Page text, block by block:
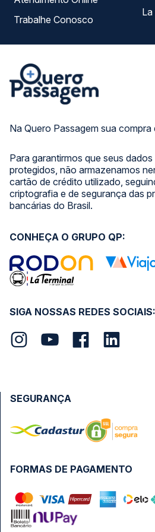
Na Quero Passagem sua
Para garantirmos que seus
protegidos, não armazenamos
cartão de crédito utilizado,
criptografia e de segurança das
bancárias do Brasil.
Trabalhe Conosco
SIGA NOSSAS REDES SOCIAIS:
CONHEÇA O GRUPO QP:
FORMAS DE PAGAMENTO
SEGURANÇA